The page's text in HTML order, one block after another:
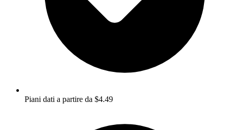
Piani dati a partire da $4.49